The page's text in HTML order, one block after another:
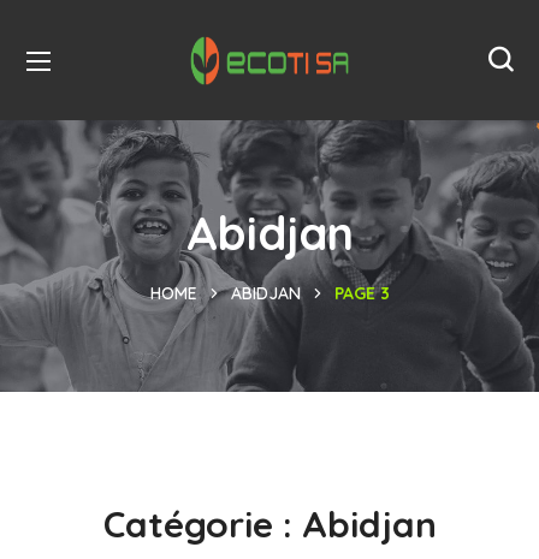
Abidjan
HOME ABIDJAN PAGE 3
Catégorie : Abidjan